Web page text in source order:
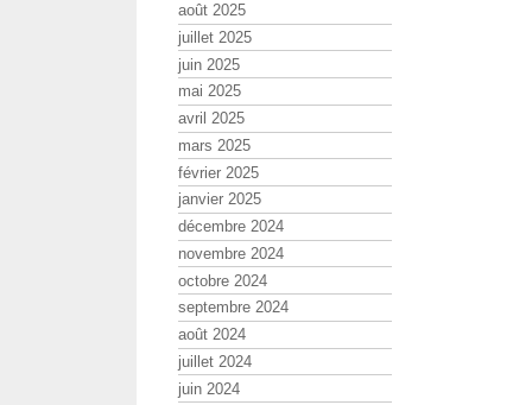
août 2025
juillet 2025
juin 2025
mai 2025
avril 2025
mars 2025
février 2025
janvier 2025
décembre 2024
novembre 2024
octobre 2024
septembre 2024
août 2024
juillet 2024
juin 2024